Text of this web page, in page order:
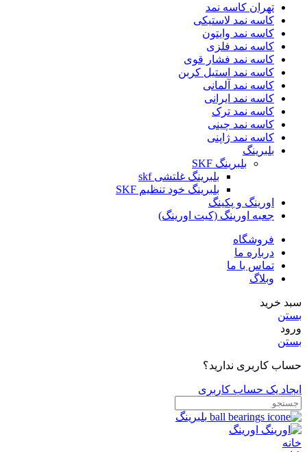
تهران کاسه نمد
کاسه نمد لاستیکی
کاسه نمد وایتون
کاسه نمد فلزی
کاسه نمد فشار قوی
کاسه نمد استیل کربن
کاسه نمد آلمانی
کاسه نمد ایرانی
کاسه نمد ترک
کاسه نمد چینی
کاسه نمد ژاپنی
بلبرینگ
بلبرینگ SKF
بلبرینگ غلتشی skf
بلبرینگ خود تنظیم SKF
اورینگ و پکینگ
جعبه اورینگ (کیت اورینگ)
فروشگاه
درباره ما
تماس با ما
وبلاگ
سبد خرید
بستن
ورود
بستن
حساب کاربری ندارید؟
ایجاد یک حساب کاربری
بلبرینگ
اورینگ
خانه